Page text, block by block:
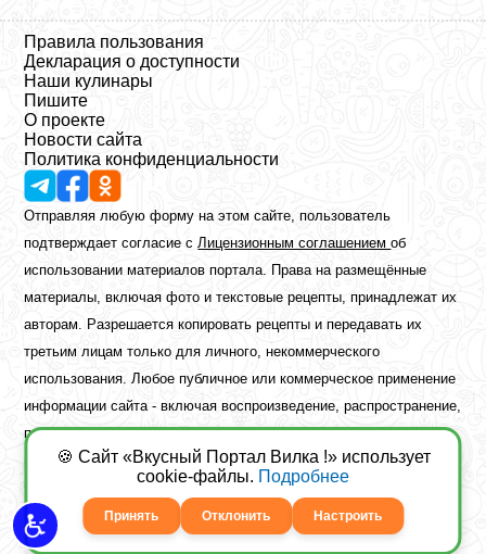
Правила пользования
Декларация о доступности
Наши кулинары
Пишите
О проекте
Новости сайта
Политика конфиденциальности
Отправляя любую форму на этом сайте, пользователь
подтверждает согласие сЛицензионным соглашениемоб
использовании материалов портала. Права на размещённые
материалы, включая фото и текстовые рецепты, принадлежат их
авторам. Разрешается копировать рецепты и передавать их
третьим лицам только для личного, некоммерческого
использования. Любое публичное или коммерческое применение
информации сайта - включая воспроизведение, распространение,
публикацию или обработку - возможно лишь при наличии
предварительного письменного разрешения правообладателя.
Copyright ©2026 Вкусный Портал Вилка
Сайт построенfreebrush.net
🍪 Сайт «Вкусный Портал Вилка !» использует
cookie-файлы. Подробнее
Принять Отклонить Настроить